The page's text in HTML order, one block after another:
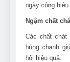
ngày công hiệu
Ngậm chất
Các chất chát
húng chanh
hôi hiệu quả.